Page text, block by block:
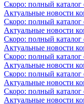
Скоро: полный
Актуальные новости
Скоро: полный
Актуальные новости
Скоро: полный
Актуальные новости
Скоро: полный
Актуальные новости
Скоро: полный
Актуальные новости
Скоро: полный
Актуальные новости